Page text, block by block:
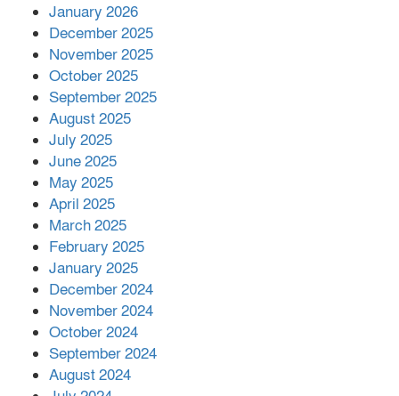
পর ফোন তারেক রহমানের,গ্যাস সঙ্কট
সহায়তা দিলেন সাচিং প্রু জেরী
January 2026
December 2025
November 2025
October 2025
September 2025
August 2025
July 2025
June 2025
May 2025
April 2025
March 2025
February 2025
January 2025
December 2024
November 2024
October 2024
September 2024
August 2024